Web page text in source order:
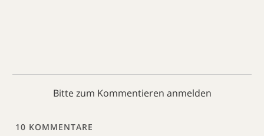
Bitte zum Kommentieren anmelden
10 KOMMENTARE